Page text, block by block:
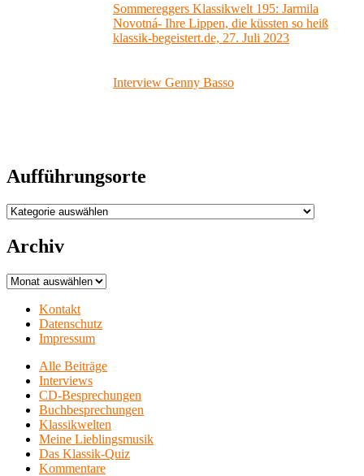
Sommereggers Klassikwelt 195: Jarmila
Novotná- Ihre Lippen, die küssten so heiß
klassik-begeistert.de, 27. Juli 2023
Interview Genny Basso
Aufführungsorte
Aufführungsorte
Archiv
Archiv
Kontakt
Datenschutz
Impressum
Alle Beiträge
Interviews
CD-Besprechungen
Buchbesprechungen
Klassikwelten
Meine Lieblingsmusik
Das Klassik-Quiz
Kommentare